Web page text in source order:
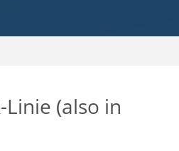
(also in